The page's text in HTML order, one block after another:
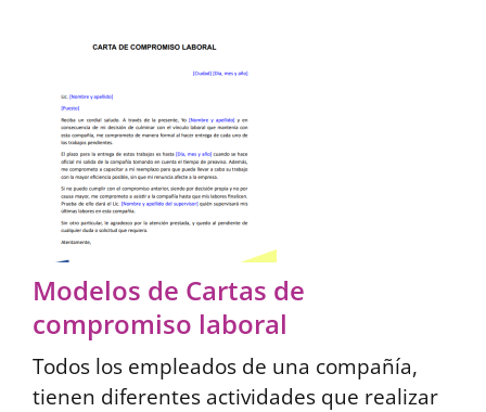
Modelos de Cartas de
compromiso laboral
Todos los empleados de una compañía,
tienen diferentes actividades que realizar